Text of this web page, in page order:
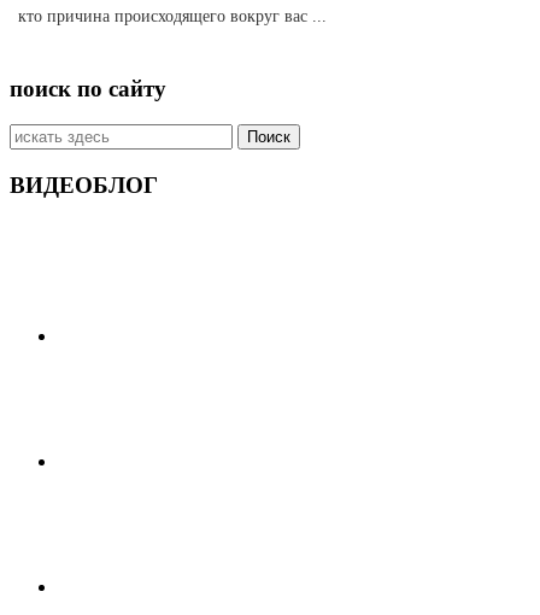
кто причина происходящего вокруг вас ...
поиск по сайту
Искать:
ВИДЕОБЛОГ